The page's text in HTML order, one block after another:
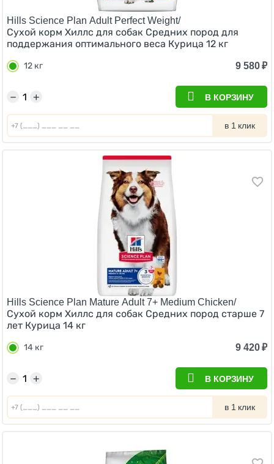
Hills Science Plan Adult Perfect Weight/
Сухой корм Хиллс для собак Средних пород для
поддержания оптимального веса Курица 12 кг
12 кг 9 580₽
+
− В КОРЗИНУ
в 1 клик
Hills Science Plan Mature Adult 7+ Medium Chicken/
Сухой корм Хиллс для собак Средних пород старше 7
лет Курица 14 кг
14 кг 9 420₽
+
− В КОРЗИНУ
в 1 клик